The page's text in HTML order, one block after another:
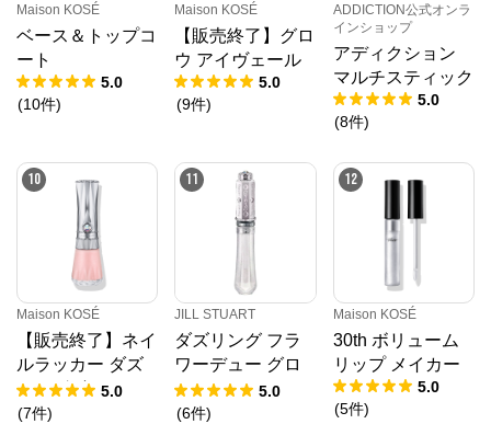
Maison KOSÉ
ベース＆トップコ
ート
5.0
(10件)
Maison KOSÉ
【販売終了】グロ
ウ アイヴェール
5.0
(9件)
ADDICTION公式オンラ
インショップ
アディクション
マルチスティック
5.0
(8件)
10
Maison KOSÉ
【販売終了】ネイ
ルラッカー ダズ
リングビジュー
5.0
(7件)
11
JILL STUART
ダズリング フラ
ワーデュー グロ
ス
5.0
(6件)
12
Maison KOSÉ
30th ボリューム
リップ メイカー
5.0
(5件)